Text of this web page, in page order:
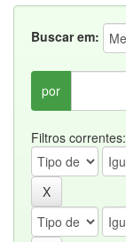
Buscar em:
por
Filtros correntes: